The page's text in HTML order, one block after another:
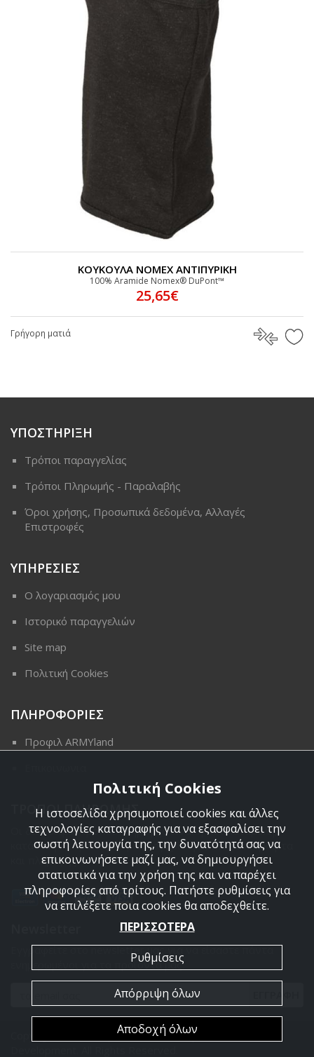
ΚΟΥΚΟΥΛΑ ΝΟΜΕΧ ΑΝΤΙΠΥΡΙΚΗ
100% Aramide Nomex® DuPont™
25,65€
Γρήγορη ματιά
ΥΠΟΣΤΗΡΙΞΗ
Τρόποι παραγγελίας
Τρόποι Πληρωμής - Παραλαβής
Όροι χρήσης, Προσωπικά δεδομένα, Αλλαγές
Επιστροφές
ΥΠΗΡΕΣΙΕΣ
Ο λογαριασμός μου
Ιστορικό παραγγελιών
Site map
Πολιτική Cookies
ΠΛΗΡΟΦΟΡΙΕΣ
Προφιλ ARMYland
ΤΡΟΠΟΙ ΠΛΗΡΩΜΗΣ
Οι διαθέσιμοι τρόποι πληρωμής είναι η Αντικαταβολή,
κατάθεση σε τραπεζικό μας λογαριασμό, πιστωτική κάρτα
και πληρωμή με PayPal.
Εγγραφείτε στο newsletter μας για να είσαστε πάντα
ενημερωμένοι για τα προϊόντα μας.
Copyright 2026 Armyland. Powered by
Πολιτική Cookies
Η ιστοσελίδα χρησιμοποιεί cookies και άλλες
τεχνολογίες καταγραφής για να εξασφαλίσει την
σωστή λειτουργία της, την δυνατότητά σας να
επικοινωνήσετε μαζί μας, να δημιουργήσει
στατιστικά για την χρήση της και να παρέχει
πληροφορίες από τρίτους. Πατήστε ρυθμίσεις για
να επιλέξετε ποια cookies θα αποδεχθείτε.
ΠΕΡΙΣΣΟΤΕΡΑ
Ρυθμίσεις
Απόρριψη όλων
Αποδοχή όλων